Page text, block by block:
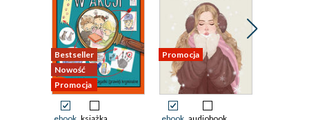
Bestseller
Nowość
Promocja
Promocja